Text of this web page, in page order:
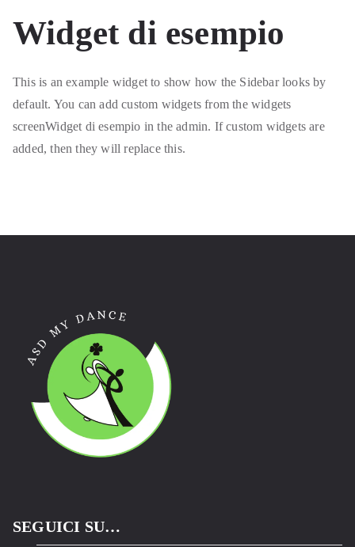
Widget di esempio
This is an example widget to show how the Sidebar looks by
default. You can add custom widgets from the widgets
screenWidget di esempio in the admin. If custom widgets are
added, then they will replace this.
SEGUICI SU…